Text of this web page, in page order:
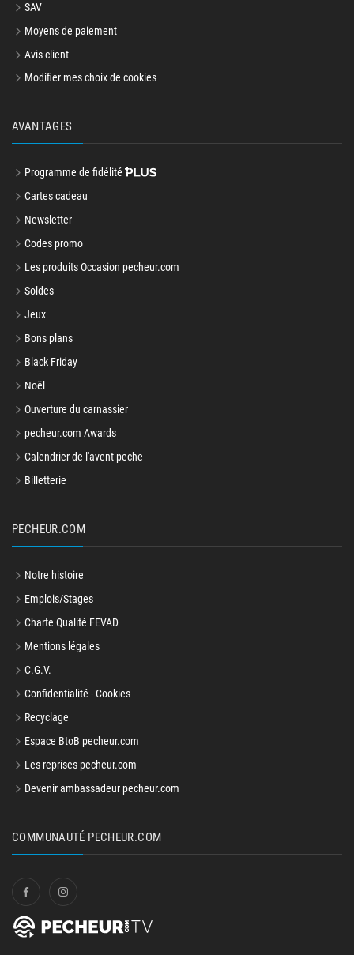
SAV
Moyens de paiement
Avis client
Modifier mes choix de cookies
AVANTAGES
Programme de fidélité
Cartes cadeau
Newsletter
Codes promo
Les produits Occasion pecheur.com
Soldes
Jeux
Bons plans
Black Friday
Noël
Ouverture du carnassier
pecheur.com Awards
Calendrier de l'avent peche
Billetterie
PECHEUR.COM
Notre histoire
Emplois/Stages
Charte Qualité FEVAD
Mentions légales
C.G.V.
Confidentialité - Cookies
Recyclage
Espace BtoB pecheur.com
Les reprises pecheur.com
Devenir ambassadeur pecheur.com
COMMUNAUTÉ PECHEUR.COM